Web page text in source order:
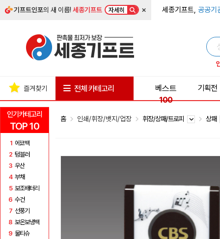
기프트인포의 새 이름!세종기프트 자세히 × 세종기프트, 공공기
인기카테고리
TOP 10
1 에코백
2 텀블러
3 우산
4 부채
5 보조배터리
6 수건
7 선풍기
8 보온보냉백
9 물티슈
즐겨찾기 전체 카테고리
베스트
100
기획전
홈 인쇄/휘장/뱃지/업장 휘장/상패/트로피 상패